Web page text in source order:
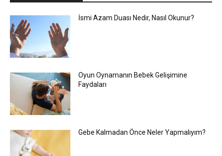
İsmi Azam Duası Nedir, Nasıl Okunur?
Oyun Oynamanın Bebek Gelişimine
Faydaları
Gebe Kalmadan Önce Neler Yapmalıyım?